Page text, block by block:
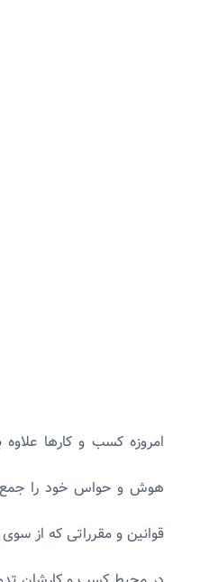
امروزه کسب و کارها علاوه
هوش و حواس خود را جمع
قوانین و مقرراتی که از